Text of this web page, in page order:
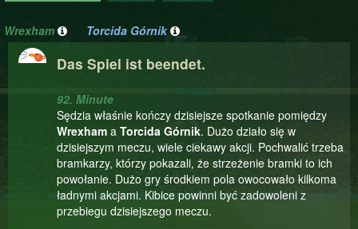
Wrexham Torcida Górnik
Das Spiel ist beendet.
92. Minute
Sędzia właśnie kończy dzisiejsze spotkanie pomiędzy
Wrexham a Torcida Górnik. Dużo działo się w
dzisiejszym meczu, wiele ciekawy akcji. Pochwalić trzeba
bramkarzy, którzy pokazali, że strzeżenie bramki to ich
powołanie. Dużo gry środkiem pola owocowało kilkoma
ładnymi akcjami. Kibice powinni być zadowoleni z
przebiegu dzisiejszego meczu.